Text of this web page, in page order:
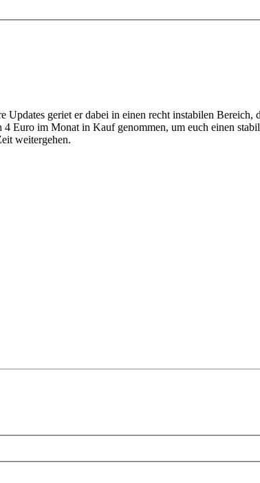
Updates geriet er dabei in einen recht instabilen
Euro im Monat in Kauf genommen, um euch einen
weitergehen.